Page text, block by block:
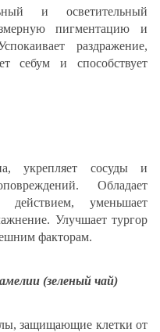
и осветительный
пигментацию и
раздражение,
себум и способствует
укрепляет сосуды и
Обладает
уменьшает
Улучшает тургор
факторам.
(зеленый чай)
защищающие клетки от